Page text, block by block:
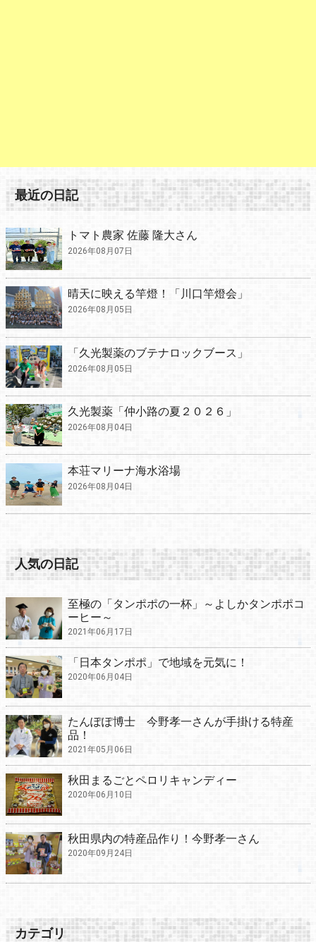
最近の日記
トマト農家 佐藤 隆大さん
2026年08月07日
晴天に映える竿燈！「川口竿燈会」
2026年08月05日
「久光製薬のブテナロックブース」
2026年08月05日
久光製薬「仲小路の夏２０２６」
2026年08月04日
本荘マリーナ海水浴場
2026年08月04日
人気の日記
至極の「タンポポの一杯」～よしかタンポポコ
ーヒー～
2021年06月17日
「日本タンポポ」で地域を元気に！
2020年06月04日
たんぽぽ博士 今野孝一さんが手掛ける特産
品！
2021年05月06日
秋田まるごとペロリキャンディー
2020年06月10日
秋田県内の特産品作り！今野孝一さん
2020年09月24日
カテゴリ